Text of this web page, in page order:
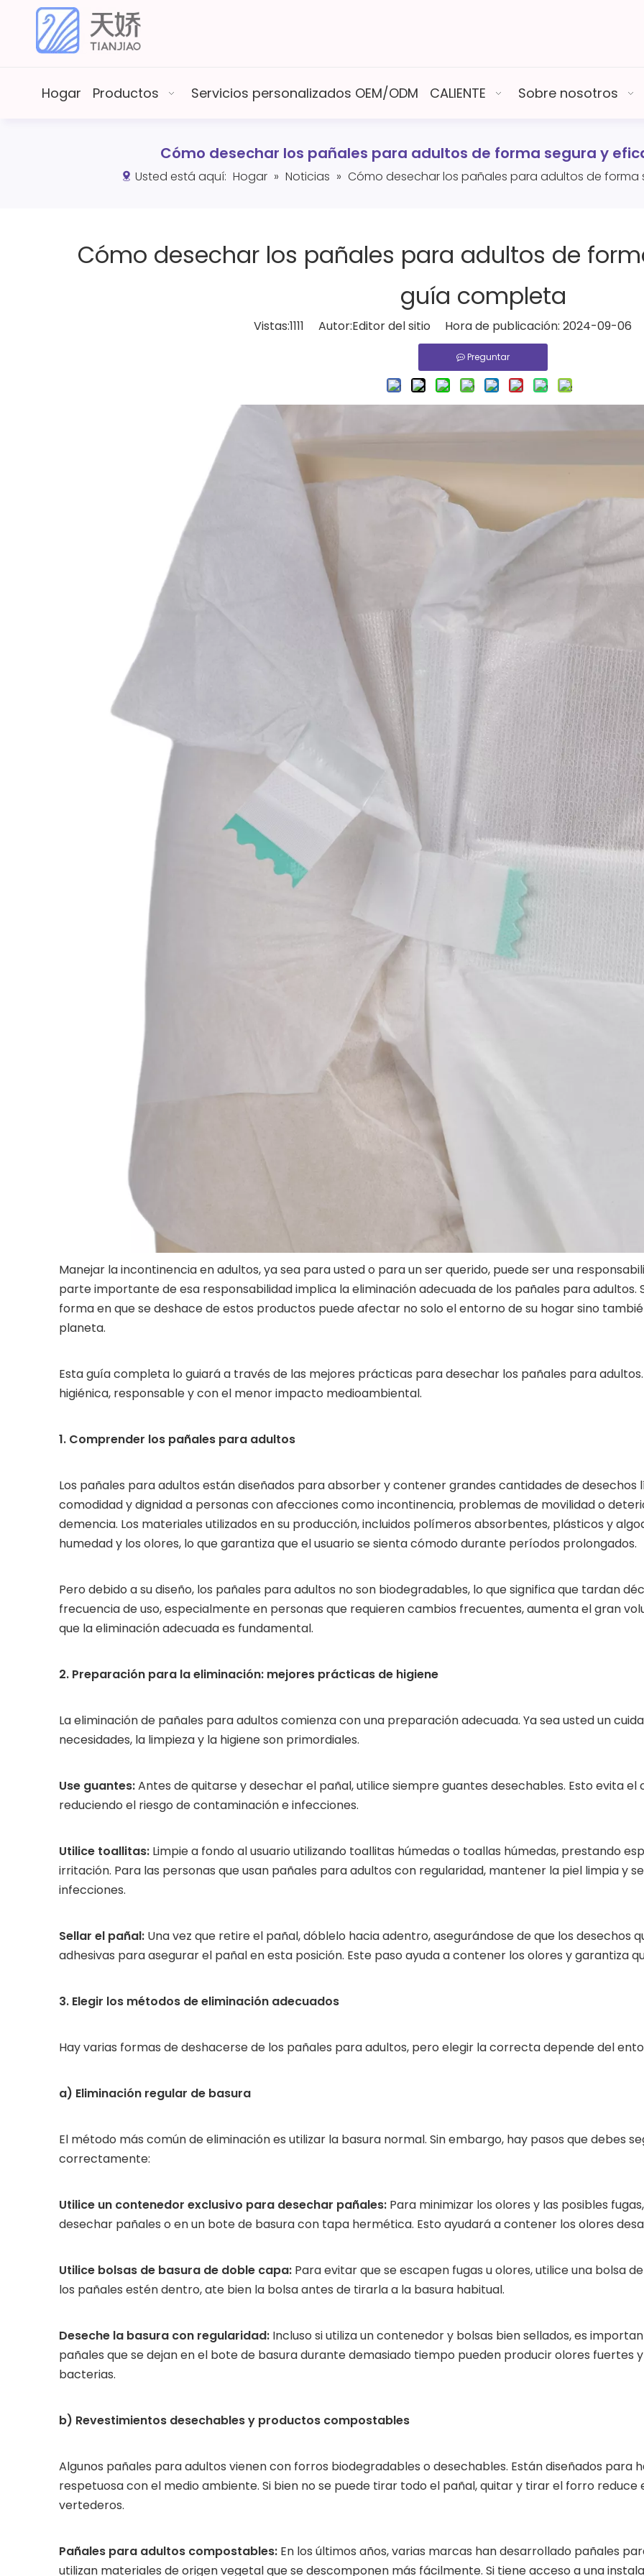
Hogar Productos Servicios personalizados OEM/ODM CALIENTE Sobre nosotros
Cómo desechar los pañales para adultos de forma segura y
Usted está aquí: Hogar » Noticias » Cómo desechar los pañales para adultos de
Cómo desechar los pañales para adultos de
guía completa
Vistas:1111 Autor:Editor del sitio Hora de publicación: 2024-09-06
Preguntar
Manejar la incontinencia en adultos, ya sea para usted o para un ser querido, puede ser una
parte importante de esa responsabilidad implica la eliminación adecuada de los pañales para adultos.
forma en que se deshace de estos productos puede afectar no solo el entorno de su hogar sino
planeta.
Esta guía completa lo guiará a través de las mejores prácticas para desechar los pañales para
higiénica, responsable y con el menor impacto medioambiental.
1. Comprender los pañales para adultos
Los pañales para adultos están diseñados para absorber y contener grandes cantidades de desechos
comodidad y dignidad a personas con afecciones como incontinencia, problemas de movilidad o
demencia. Los materiales utilizados en su producción, incluidos polímeros absorbentes, plásticos y
humedad y los olores, lo que garantiza que el usuario se sienta cómodo durante períodos prolongados.
Pero debido a su diseño, los pañales para adultos no son biodegradables, lo que significa que tardan
frecuencia de uso, especialmente en personas que requieren cambios frecuentes, aumenta el gran
que la eliminación adecuada es fundamental.
2. Preparación para la eliminación: mejores prácticas de higiene
La eliminación de pañales para adultos comienza con una preparación adecuada. Ya sea usted un
necesidades, la limpieza y la higiene son primordiales.
Use guantes:Antes de quitarse y desechar el pañal, utilice siempre guantes desechables. Esto evita
reduciendo el riesgo de contaminación e infecciones.
Utilice toallitas: Limpie a fondo al usuario utilizando toallitas húmedas o toallas húmedas, prestando
irritación. Para las personas que usan pañales para adultos con regularidad, mantener la piel limpia y
infecciones.
Sellar el pañal: Una vez que retire el pañal, dóblelo hacia adentro, asegurándose de que los desechos
adhesivas para asegurar el pañal en esta posición. Este paso ayuda a contener los olores y garantiza
3. Elegir los métodos de eliminación adecuados
Hay varias formas de deshacerse de los pañales para adultos, pero elegir la correcta depende del
a) Eliminación regular de basura
El método más común de eliminación es utilizar la basura normal. Sin embargo, hay pasos que debes
correctamente:
Utilice un contenedor exclusivo para desechar pañales: Para minimizar los olores y las posibles
desechar pañales o en un bote de basura con tapa hermética. Esto ayudará a contener los olores
Utilice bolsas de basura de doble capa: Para evitar que se escapen fugas u olores, utilice una bolsa
los pañales estén dentro, ate bien la bolsa antes de tirarla a la basura habitual.
Deseche la basura con regularidad: Incluso si utiliza un contenedor y bolsas bien sellados, es
pañales que se dejan en el bote de basura durante demasiado tiempo pueden producir olores fuertes
bacterias.
b) Revestimientos desechables y productos compostables
Algunos pañales para adultos vienen con forros biodegradables o desechables. Están diseñados para
respetuosa con el medio ambiente. Si bien no se puede tirar todo el pañal, quitar y tirar el forro reduce
vertederos.
Pañales para adultos compostables: En los últimos años, varias marcas han desarrollado pañales
utilizan materiales de origen vegetal que se descomponen más fácilmente. Si tiene acceso a una